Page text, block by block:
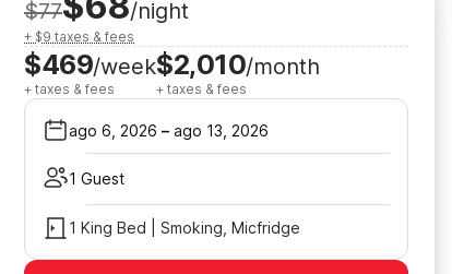
$77 /night
+ $9 taxes & fees
$469/week
+ taxes & fees
$2,010/month
+ taxes & fees
ago 6, 2026 – ago 13, 2026
1 Guest
1 King Bed | Smoking, Micfridge